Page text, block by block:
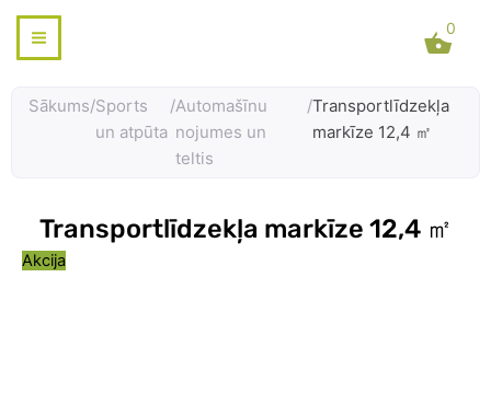
Skip
content
0
Sākums/Sports
un atpūta
/Automašīnu
nojumes un
teltis
/Transportlīdzekļa
markīze 12,4 ㎡
Transportlīdzekļa markīze 12,4 ㎡
Akcija